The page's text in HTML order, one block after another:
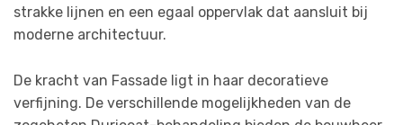
strakke lijnen en een egaal oppervlak dat aansluit bij
moderne architectuur.
De kracht van Fassade ligt in haar decoratieve
verfijning. De verschillende mogelijkheden van de